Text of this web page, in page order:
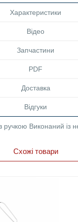
Характеристики
Відео
Запчастини
PDF
Доставка
Відгуки
ручкою Виконаний із
Схожі товари